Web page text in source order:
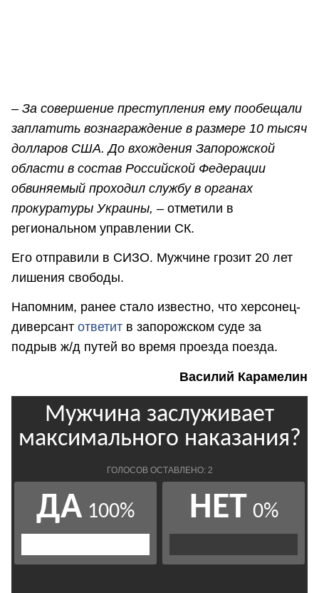
– За совершение преступления ему пообещали
заплатить вознаграждение в размере 10 тысяч
долларов США. До вхождения Запорожской
области в состав Российской Федерации
обвиняемый проходил службу в органах
прокуратуры Украины, – отметили в
региональном управлении СК.
Его отправили в СИЗО. Мужчине грозит 20 лет
лишения свободы.
Напомним, ранее стало известно, что херсонец-
диверсант ответит в запорожском суде за
подрыв ж/д путей во время проезда поезда.
Василий Карамелин